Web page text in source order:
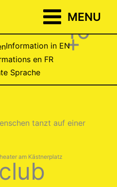
MENU
Information in EN
en FR
Sprache
am Kästnerplatz
10
+